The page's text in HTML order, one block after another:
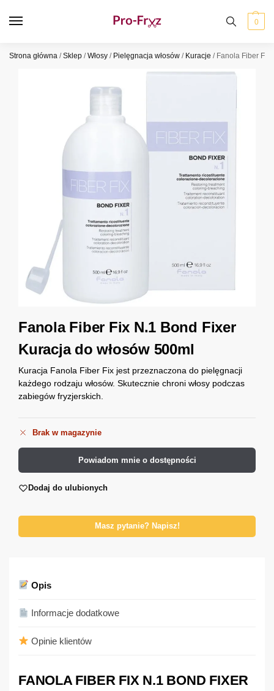
0
Strona główna /Sklep /Włosy / Pielęgnacja włosów / Kuracje / Fanola Fiber Fix
Fanola Fiber Fix N.1 Bond Fixer
Kuracja do włosów 500ml
Kuracja Fanola Fiber Fix jest przeznaczona do pielęgnacji
każdego rodzaju włosów. Skutecznie chroni włosy podczas
zabiegów fryzjerskich.
Brak w magazynie
Powiadom mnie o dostępności
Dodaj do ulubionych
Masz pytanie? Napisz!
Opis
Informacje dodatkowe
Opinie klientów
FANOLA FIBER FIX N.1 BOND FIXER